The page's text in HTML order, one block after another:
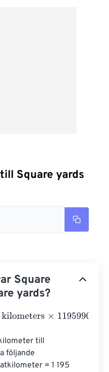
Square yards
Square
yards?
×1195990.0463011
till
följande
= 1 195